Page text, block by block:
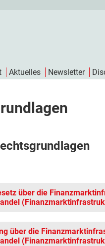
Aktuelles Newsletter
über die
über die